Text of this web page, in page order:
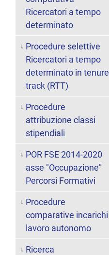
Ricercatori a tempo
determinato
Procedure selettive
Ricercatori a tempo
determinato in tenure
track (RTT)
Procedure
attribuzione classi
stipendiali
POR FSE 2014-2020
asse "Occupazione"
Percorsi Formativi
Procedure
comparative incarichi
lavoro autonomo
Ricerca